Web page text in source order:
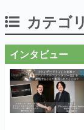
カテゴ
インタビュー